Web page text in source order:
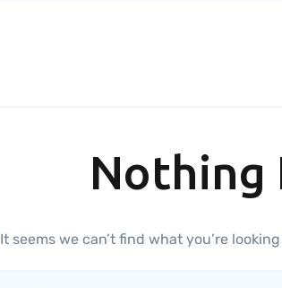
Nothing
It seems we can’t find what you’re